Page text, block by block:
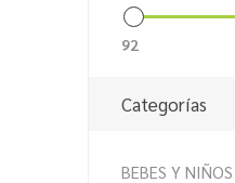
92
Categorías
BEBES Y NIÑOS